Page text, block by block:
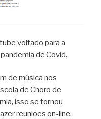
voltado para a
de Covid.
de música nos
de Choro de
isso se tornou
reuniões on-line.